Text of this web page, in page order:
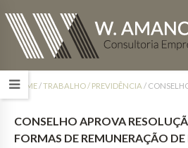
HOME/TRABALHO / PREVIDÊNCIA /
CONSELHO APROVA
FORMAS DE REMUNERAÇÃO DE